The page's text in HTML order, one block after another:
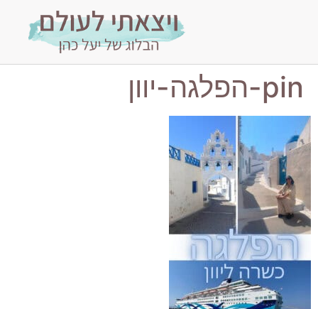
pin-הפלגה-יוון